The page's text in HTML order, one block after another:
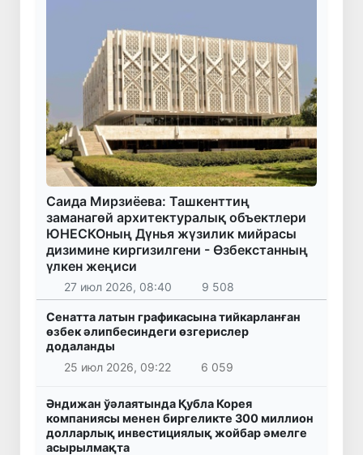
Саида Мирзиёева: Ташкенттиң
заманагөй архитектуралық объектлери
ЮНЕСКОның Дүнья жүзилик мийрасы
дизимине киргизилгени - Өзбекстанның
үлкен жеңиси
27 июл 2026, 08:40 9 508
Сенатта латын графикасына тийкарланған
өзбек әлипбесиндеги өзгерислер
додаланды
25 июл 2026, 09:22
6 059
Әндижан ўәлаятында Қубла Корея
компаниясы менен биргеликте 300 миллион
долларлық инвестициялық жойбар әмелге
асырылмақта